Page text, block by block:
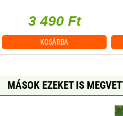
3 490 Ft
KOSÁRBA
MÁSOK EZEKET IS